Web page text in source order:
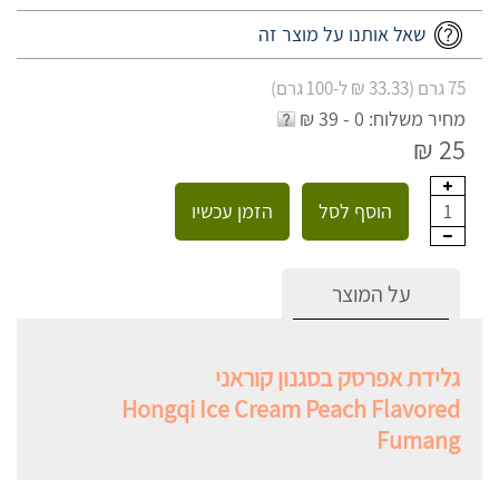
שאל אותנו על מוצר זה
75 גרם (33.33 ₪ ל-100 גרם)
מחיר משלוח: 0 - 39 ₪
25 ₪
1 הוסף לסל הזמן עכשיו
על המוצר
גלידת אפרסק בסגנון קוראני
Hongqi Ice Cream Peach Flavored
Fumang